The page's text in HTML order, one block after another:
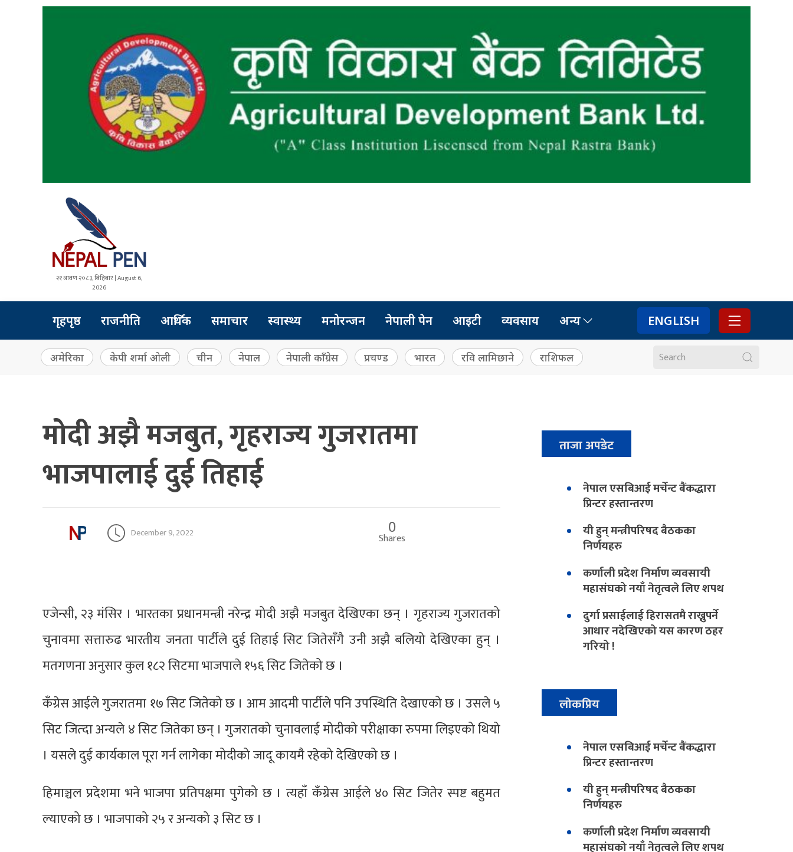
२१ श्रावण २०८३, बिहिबार | August 6,
2026
गृहपृष्ठ राजनीति आर्थिक समाचार स्वास्थ्य मनोरन्जन नेपाली पेन आइटी व्यवसाय अन्य ENGLISH
अमेरिका केपी शर्मा ओली चीन नेपाल नेपाली काँग्रेस प्रचण्ड भारत रवि लामिछाने राशिफल
मोदी अझै मजबुत, गृहराज्य गुजरातमा
भाजपालाई दुई तिहाई
December 9, 2022 0
Shares
एजेन्सी, २३ मंसिर । भारतका प्रधानमन्त्री नरेन्द्र मोदी अझै मजबुत देखिएका छन् । गृहराज्य गुजरातको
चुनावमा सत्तारुढ भारतीय जनता पार्टीले दुई तिहाई सिट जितेसँगै उनी अझै बलियो देखिएका हुन् ।
मतगणना अनुसार कुल १८२ सिटमा भाजपाले १५६ सिट जितेको छ ।
कँग्रेस आईले गुजरातमा १७ सिट जितेको छ । आम आदमी पार्टीले पनि उपस्थिति देखाएको छ । उसले ५
सिट जित्दा अन्यले ४ सिट जितेका छन् । गुजरातको चुनावलाई मोदीको परीक्षाका रुपमा लिइएको थियो
। यसले दुई कार्यकाल पूरा गर्न लागेका मोदीको जादू कायमै रहेको देखिएको छ ।
हिमाञ्चल प्रदेशमा भने भाजपा प्रतिपक्षमा पुगेको छ । त्यहाँ कँग्रेस आईले ४० सिट जितेर स्पष्ट बहुमत
ल्याएको छ । भाजपाको २५ र अन्यको ३ सिट छ ।
ताजा अपडेट
नेपाल एसबिआई मर्चेन्ट बैंकद्धारा
प्रिन्टर हस्तान्तरण
यी हुन् मन्त्रीपरिषद बैठकका
निर्णयहरु
कर्णाली प्रदेश निर्माण व्यवसायी
महासंघको नयाँ नेतृत्वले लिए शपथ
दुर्गा प्रसाईलाई हिरासतमै राख्नुपर्ने
आधार नदेखिएको यस कारण ठहर
गरियो !
लोकप्रिय
नेपाल एसबिआई मर्चेन्ट बैंकद्धारा
प्रिन्टर हस्तान्तरण
यी हुन् मन्त्रीपरिषद बैठकका
निर्णयहरु
कर्णाली प्रदेश निर्माण व्यवसायी
महासंघको नयाँ नेतृत्वले लिए शपथ